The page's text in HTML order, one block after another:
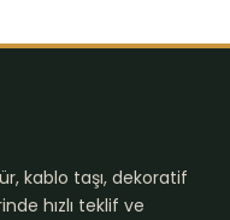
kablo taşı, dekoratif
hızlı teklif ve